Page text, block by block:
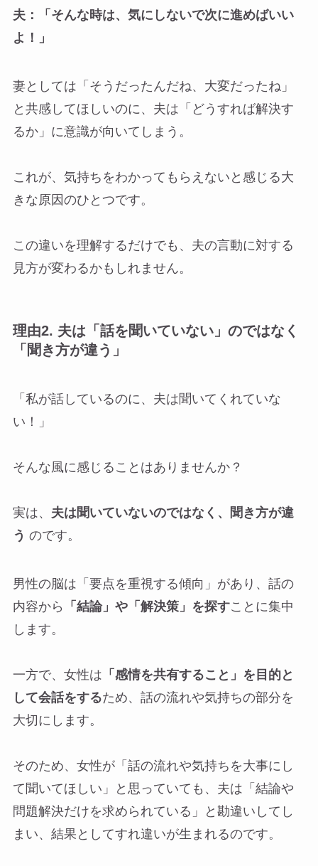
夫：「そんな時は、気にしないで次に進めばいい
よ！」
妻としては「そうだったんだね、大変だったね」
と共感してほしいのに、夫は「どうすれば解決す
るか」に意識が向いてしまう。
これが、気持ちをわかってもらえないと感じる大
きな原因のひとつです。
この違いを理解するだけでも、夫の言動に対する
見方が変わるかもしれません。
理由2. 夫は「話を聞いていない」のではなく
「聞き方が違う」
「私が話しているのに、夫は聞いてくれていな
い！」
そんな風に感じることはありませんか？
実は、 夫は聞いていないのではなく、聞き方が違
う のです。
男性の脳は「要点を重視する傾向」があり、話の
内容から
「結論」や「解決策」を探すことに集中
します。
一方で、女性は 「感情を共有すること」を目的と
して会話をするため、話の流れや気持ちの部分を
大切にします。
そのため、女性が「話の流れや気持ちを大事にし
て聞いてほしい」と思っていても、夫は「結論や
問題解決だけを求められている」と勘違いしてし
まい、結果としてすれ違いが生まれるのです。